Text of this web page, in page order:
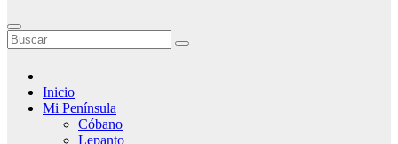
Inicio
Mi Península
Cóbano
Lepanto